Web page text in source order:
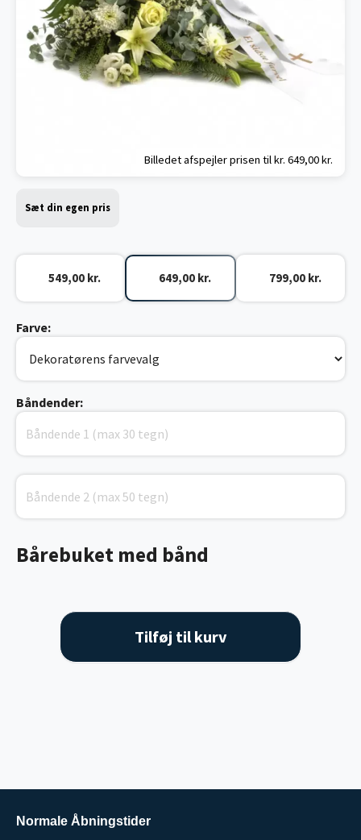
Billedet afspejler prisen til kr. 649,00 kr.
Bårebuket med bånd
Sæt din egen pris
549,00 kr. 649,00 kr. 799,00 kr.
Farve:
Båndender:
Tilføj til kurv
Normale Åbningstider